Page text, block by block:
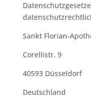
Sankt Florian-
Corellistr. 9
40593 Düsseldorf
Deutschland